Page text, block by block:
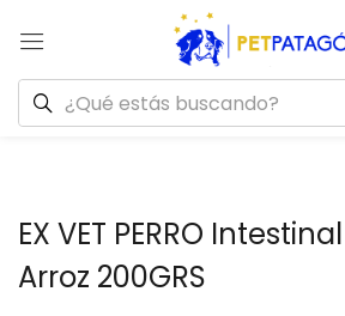
EX VET PERRO
Arroz 200GRS